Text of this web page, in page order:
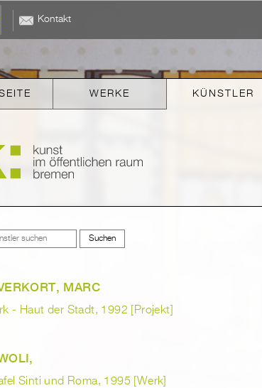
Kontakt
WERKE KÜNSTLER
MARC
- Haut der Stadt, 1992 [Projekt]
Sinti und Roma, 1995 [Werk]